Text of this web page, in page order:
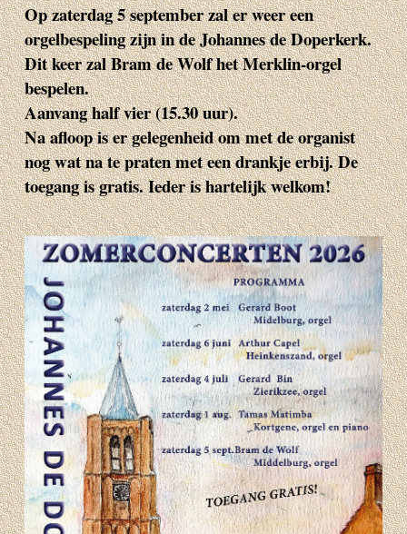
Op zaterdag 5 september zal er weer een
orgelbespeling zijn in de Johannes de Doperkerk.
Dit keer zal Bram de Wolf het Merklin-orgel
bespelen.
Aanvang half vier (15.30 uur).
Na afloop is er gelegenheid om met de organist
nog wat na te praten met een drankje erbij. De
toegang is gratis. Ieder is hartelijk welkom!